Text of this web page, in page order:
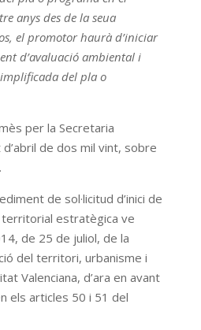
anys des de la seua
el promotor haurà d’iniciar
d’avaluació ambiental i
del pla o
per la Secretaria
de dos mil vint, sobre
de sol·licitud d’inici de
territorial estratègica ve
de 25 de juliol, de la
del territori, urbanisme i
Valenciana, d’ara en avant
els articles 50 i 51 del